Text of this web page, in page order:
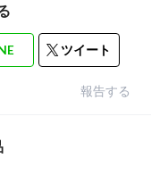
ツイート
報告する